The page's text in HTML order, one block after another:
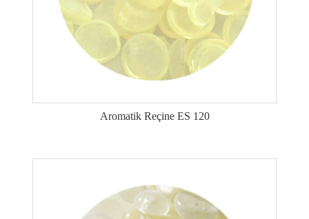
Aromatik Reçine ES 120